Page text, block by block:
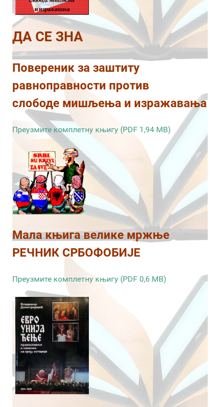
ДА СЕ ЗНА
Повереник за заштиту
равноправности против
слободе мишљења и изражавања
Преузмите комплетну књигу (PDF 1,94 MB)
Мала књига велике мржње
РЕЧНИК СРБОФОБИЈЕ
Преузмите комплетну књигу (PDF 0,6 MB)